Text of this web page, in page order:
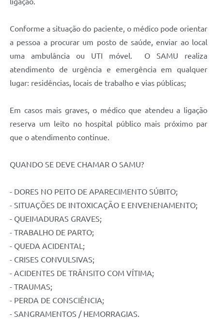
Conforme a situação do paciente, o médico pode orientar
a pessoa a procurar um posto de saúde, enviar ao local
uma ambulância ou UTI móvel. O SAMU realiza
atendimento de urgência e emergência em qualquer
lugar: residências, locais de trabalho e vias públicas;
Em casos mais graves, o médico que atendeu a ligação
reserva um leito no hospital público mais próximo par
que o atendimento continue.
QUANDO SE DEVE CHAMAR O SAMU?
- DORES NO PEITO DE APARECIMENTO SÚBITO;
- SITUAÇÕES DE INTOXICAÇÃO E ENVENENAMENTO;
- QUEIMADURAS GRAVES;
- TRABALHO DE PARTO;
- QUEDA ACIDENTAL;
- CRISES CONVULSIVAS;
- ACIDENTES DE TRÂNSITO COM VÍTIMA;
- TRAUMAS;
- PERDA DE CONSCIÊNCIA;
- SANGRAMENTOS / HEMORRAGIAS.